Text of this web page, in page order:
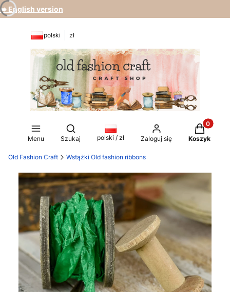
➡️ English version
polski zł
Menu
Otwórz wyszukiwarkę
Szukaj polski / zł Zaloguj się
Produkty
Koszyk
Old Fashion Craft Wstążki Old fashion ribbons